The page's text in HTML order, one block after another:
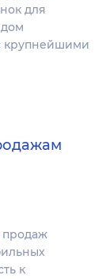
для
крупнейшими
продаж
к